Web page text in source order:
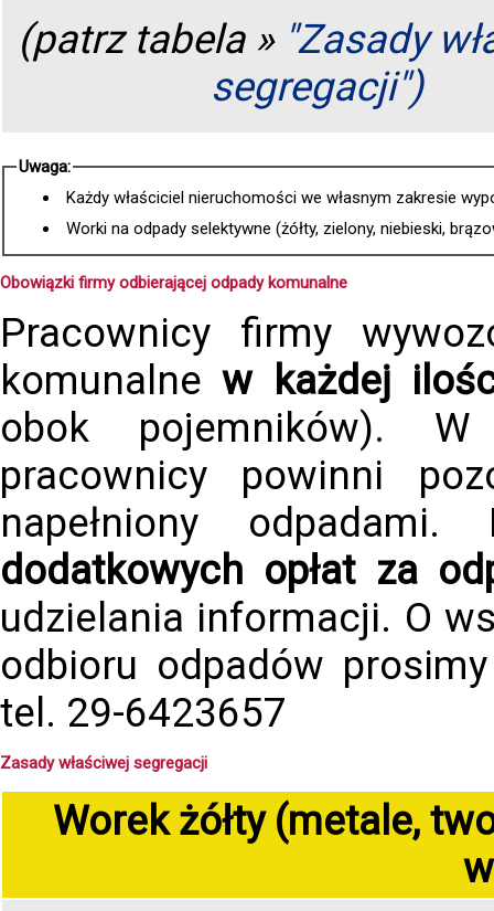
(patrz tabela » "Zasady
segregacji")
Uwaga:
Każdy właściciel nieruchomości we własnym zakresie
Worki na odpady selektywne (żółty, zielony, niebieski,
Obowiązki firmy odbierającej odpady komunalne
Pracownicy firmy
komunalnew każdej
obok pojemników). W
pracownicy powinni
napełniony
dodatkowych opłat za
udzielania informacji. O
odbioru odpadów
tel. 29-6423657
Zasady właściwej segregacji
Worek żółty (metale,